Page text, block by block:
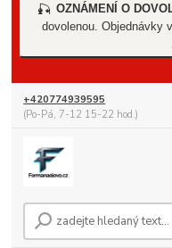
🎣 OZNÁMENÍ O
dovolenou. Objednávky
+420774939595
(Po-Pá, 7-12 15-22 hod.)